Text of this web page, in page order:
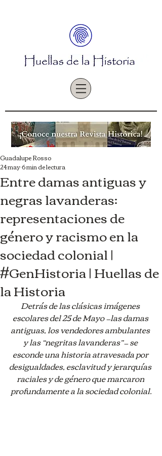
Entre damas antiguas y
negras lavanderas:
representaciones de
género y racismo en la
sociedad colonial |
#GenHistoria | Huellas de
la Historia
Guadalupe Rosso
24 may6 min de lectura
Detrás de las clásicas imágenes
escolares del 25 de Mayo —las damas
antiguas, los vendedores ambulantes
y las “negritas lavanderas”— se
esconde una historia atravesada por
desigualdades, esclavitud y jerarquías
raciales y de género que marcaron
profundamente a la sociedad colonial.